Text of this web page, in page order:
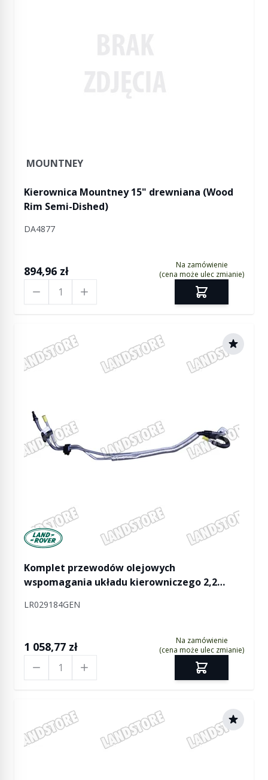
MOUNTNEY
Kierownica Mountney 15" drewniana (Wood
Rim Semi-Dished)
DA4877
894,96 zł
Na zamówienie
(cena może ulec zmianie)
Manufactured by Land rover
Komplet przewodów olejowych
wspomagania układu kierowniczego 2,2
LR029184GEN
1 058,77 zł
Na zamówienie
(cena może ulec zmianie)